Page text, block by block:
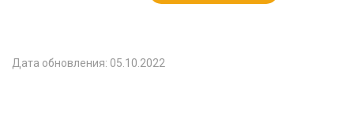
Дата обновления: 05.10.2022